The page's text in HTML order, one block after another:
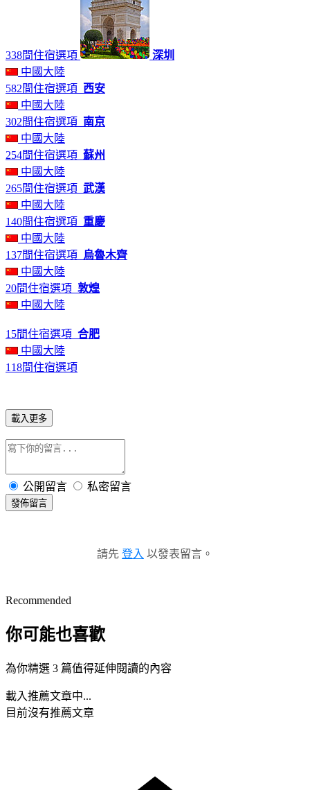
338間住宿選項
深圳
中國大陸
582間住宿選項 西安
中國大陸
302間住宿選項 南京
中國大陸
254間住宿選項 蘇州
中國大陸
265間住宿選項 武漢
中國大陸
140間住宿選項 重慶
中國大陸
137間住宿選項
烏魯木齊
中國大陸
20間住宿選項 敦煌
中國大陸
15間住宿選項 合肥
中國大陸
118間住宿選項
載入更多
公開留言 私密留言
發佈留言
請先 登入 以發表留言。
Recommended
你可能也喜歡
為你精選 3 篇值得延伸閱讀的內容
載入推薦文章中...
目前沒有推薦文章